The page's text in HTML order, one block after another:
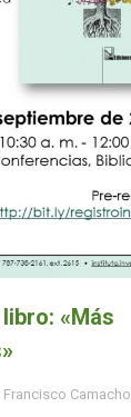
«Más
Francisco Camacho